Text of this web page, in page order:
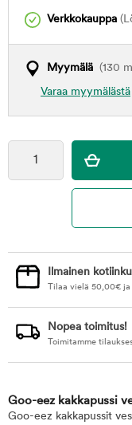
Verkkokauppa
Myymälä (130
Varaa myymälästä
Ilmainen
Tilaa vielä 50,00€ ja
Nopea toimitus!
Toimitamme
Goo-eez kakkapussi
Goo-eez kakkapussit